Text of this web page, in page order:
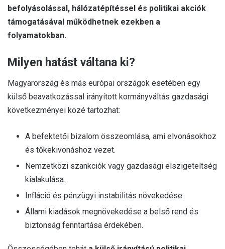
befolyásolással, hálózatépítéssel és politikai akciók
támogatásával működhetnek ezekben a
folyamatokban.
Milyen hatást váltana ki?
Magyarország és más európai országok esetében egy
külső beavatkozással irányított kormányváltás gazdasági
következményei közé tartozhat:
A befektetői bizalom összeomlása, ami elvonásokhoz
és tőkekivonáshoz vezet.
Nemzetközi szankciók vagy gazdasági elszigeteltség
kialakulása.
Infláció és pénzügyi instabilitás növekedése.
Állami kiadások megnövekedése a belső rend és
biztonság fenntartása érdekében.